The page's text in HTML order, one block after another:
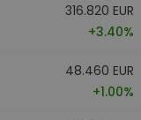
316.820 EUR
+3.40%
48.460 EUR
+1.00%